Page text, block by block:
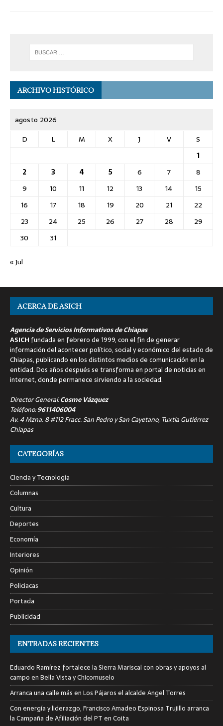
ARCHIVO HISTÓRICO
agosto 2026
D
L M X J V
S
1
2
3 4 5 6 7
8
9
10 11 12 13 14
15
16
17 18 19 20 21
22
23
24 25 26 27 28
29
30
31
« Jul
ACERCA DE ASICH
Agencia de Servicios Informativos de Chiapas
ASICH fundada en febrero de 1999, con el fin de generar
información del acontecer político, social y económico del estado de
Chiapas, publicando en los distintos medios de comunicación en la
entidad. Dos años después se transforma en portal de noticias en
internet, donde permanece sirviendo a la sociedad.
Director General:Cosme Vázquez
Teléfono:9611406004
Av. 4 Mzna. 8 #112 Fracc. San Pedro y San Cayetano, Tuxtla Gutiérrez
Chiapas
CATEGORÍAS
Ciencia y Tecnología
Columnas
Cultura
Deportes
Economía
Interiores
Opinión
Policiacas
Portada
Publicidad
ENTRADAS RECIENTES
Eduardo Ramírez fortalece la Sierra Mariscal con obras y apoyos al
campo en Bella Vista y Chicomuselo
Arranca una calle más en Los Pájaros el alcalde Angel Torres
Con energía y liderazgo, Francisco Amadeo Espinosa Trujillo arranca
la Campaña de Afiliación del PT en Coita